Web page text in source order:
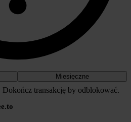
Miesięczne
transakcję by odblokować.